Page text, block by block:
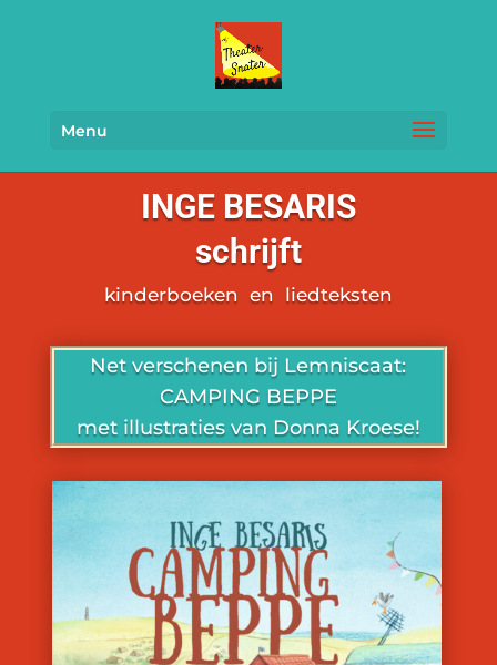
Menu
INGE BESARIS
schrijft
kinderboeken en liedteksten
Net verschenen bij Lemniscaat:
CAMPING BEPPE
met illustraties van Donna Kroese!